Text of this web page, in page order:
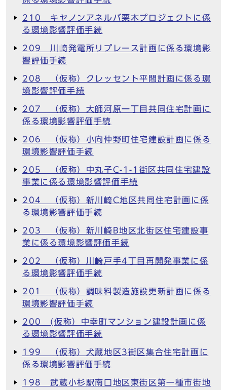
210 キヤノンアネルバ栗木プロジェクトに係
る環境影響評価手続
209 川崎発電所リプレース計画に係る環境影
響評価手続
208 （仮称）クレッセント平間計画に係る環
境影響評価手続
207 （仮称）大師河原一丁目共同住宅計画に
係る環境影響評価手続
206 （仮称）小向仲野町住宅建設計画に係る
環境影響評価手続
205 （仮称）中丸子C-1-1街区共同住宅建設
事業に係る環境影響評価手続
204 （仮称）新川崎C地区共同住宅計画に係
る環境影響評価手続
203 （仮称）新川崎B地区北街区住宅建設事
業に係る環境影響評価手続
202 （仮称）川崎戸手4丁目再開発事業に係
る環境影響評価手続
201 （仮称）調味料製造施設更新計画に係る
環境影響評価手続
200 (仮称）中幸町マンション建設計画に係
る環境影響評価手続
199 （仮称）犬蔵地区3街区集合住宅計画に
係る環境影響評価手続
198 武蔵小杉駅南口地区東街区第一種市街地